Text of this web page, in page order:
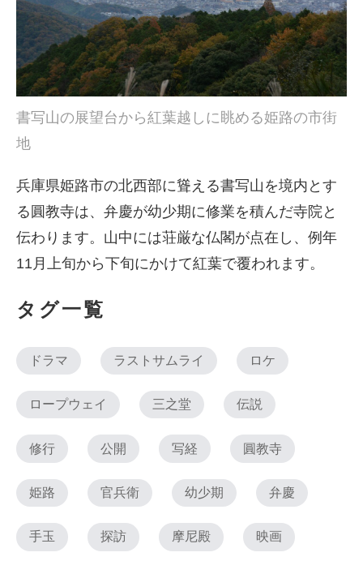
書写山の展望台から紅葉越しに眺める姫路の市街
地
兵庫県姫路市の北西部に聳える書写山を境内とす
る圓教寺は、弁慶が幼少期に修業を積んだ寺院と
伝わります。山中には荘厳な仏閣が点在し、例年
11月上旬から下旬にかけて紅葉で覆われます。
タグ一覧
ドラマ ラストサムライ ロケ
ロープウェイ 三之堂 伝説
修行 公開 写経 圓教寺
姫路 官兵衛 幼少期 弁慶
手玉 探訪 摩尼殿 映画